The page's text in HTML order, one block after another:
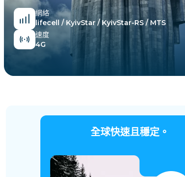
網絡
lifecell / KyivStar / KyivStar-RS / MTS
速度
4G
全球快速且穩定。